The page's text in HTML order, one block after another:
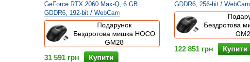
GeForce RTX 2060 Max-Q, 6 GB
GDDR6, 192-bit / WebCam
Подарунок
Бездротова мишка HOCO
GM28
31 591 грн Купити
GDDR6, 256-bit / WebCam
Бездротова
122 851 грн Купити